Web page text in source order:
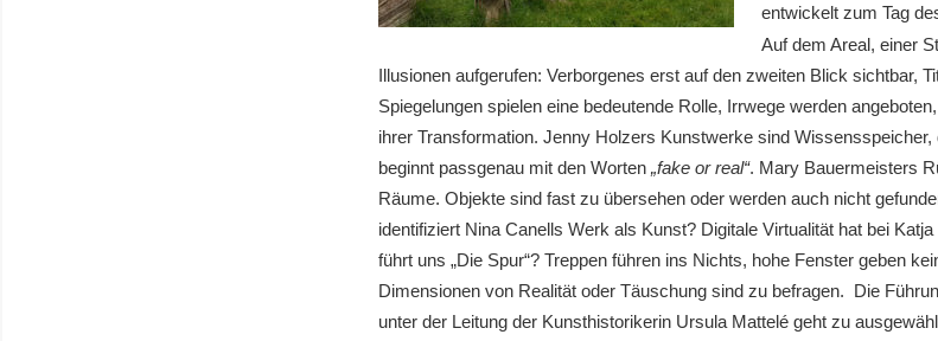
entwickelt zum Tag
Auf dem Areal, einer
Illusionen aufgerufen: Verborgenes erst auf den zweiten Blick sichtbar,
Spiegelungen spielen eine bedeutende Rolle, Irrwege werden
ihrer Transformation. Jenny Holzers Kunstwerke sind
beginnt passgenau mit den Worten„fake or real“. Mary Bauermeisters
Räume. Objekte sind fast zu übersehen oder werden auch nicht
identifiziert Nina Canells Werk als Kunst? Digitale Virtualität hat bei
führt uns „Die Spur“? Treppen führen ins Nichts, hohe Fenster geben
Dimensionen von Realität oder Täuschung sind zu befragen. Die
unter der Leitung der Kunsthistorikerin Ursula Mattelé geht zu